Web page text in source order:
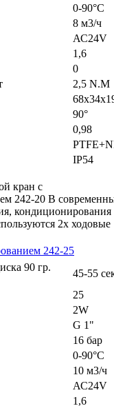
0-90°С
8 м3/ч
АС24V
1,6
0
2,5 N.M
90°
0,98
IP54
кран с
242-20 В
кондиционирования
2х ходовые
242-25
90 гр.
45-55
25
2W
G 1"
16 бар
0-90°С
10 м3/ч
АС24V
1,6